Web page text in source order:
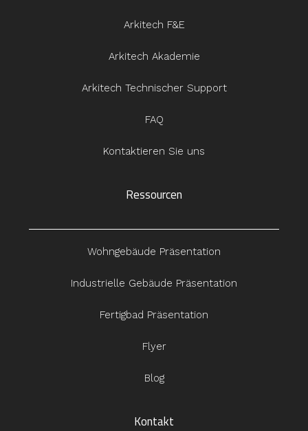
Arkitech F&E
Arkitech Akademie
Arkitech Technischer Support
FAQ
Kontaktieren Sie uns
Ressourcen
Wohngebäude Präsentation
Industrielle Gebäude Präsentation
Fertigbad Präsentation
Flyer
Blog
Kontakt